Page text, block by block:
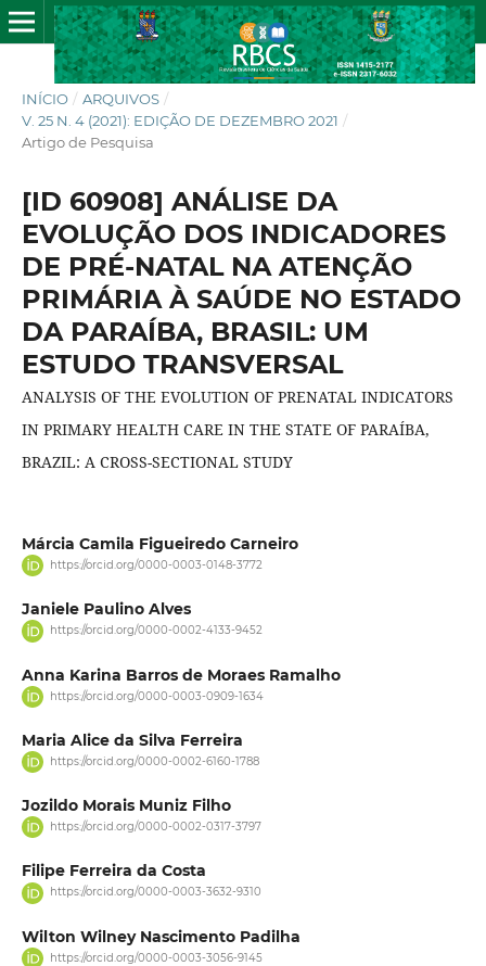
INÍCIO / ARQUIVOS /
V. 25 N. 4 (2021): EDIÇÃO DE DEZEMBRO 2021 /
Artigo de Pesquisa
[ID 60908] ANÁLISE DA
EVOLUÇÃO DOS INDICADORES
DE PRÉ-NATAL NA ATENÇÃO
PRIMÁRIA À SAÚDE NO ESTADO
DA PARAÍBA, BRASIL: UM
ESTUDO TRANSVERSAL
ANALYSIS OF THE EVOLUTION OF PRENATAL INDICATORS
IN PRIMARY HEALTH CARE IN THE STATE OF PARAÍBA,
BRAZIL: A CROSS-SECTIONAL STUDY
Márcia Camila Figueiredo Carneiro
https://orcid.org/0000-0003-0148-3772
Janiele Paulino Alves
https://orcid.org/0000-0002-4133-9452
Anna Karina Barros de Moraes Ramalho
https://orcid.org/0000-0003-0909-1634
Maria Alice da Silva Ferreira
https://orcid.org/0000-0002-6160-1788
Jozildo Morais Muniz Filho
https://orcid.org/0000-0002-0317-3797
Filipe Ferreira da Costa
https://orcid.org/0000-0003-3632-9310
Wilton Wilney Nascimento Padilha
https://orcid.org/0000-0003-3056-9145